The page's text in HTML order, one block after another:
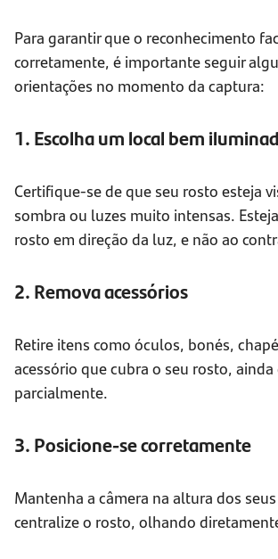
Para garantir que o reconhecimento
corretamente, é importante seguir
orientações no momento da captura:
1. Escolha um local bem
Certifique-se de que seu rosto esteja
sombra ou luzes muito intensas.
rosto em direção da luz, e não ao
2. Remova acessórios
Retire itens como óculos, bonés,
acessório que cubra o seu rosto, ainda
parcialmente.
3. Posicione-se corretamente
Mantenha a câmera na altura dos
centralize o rosto, olhando